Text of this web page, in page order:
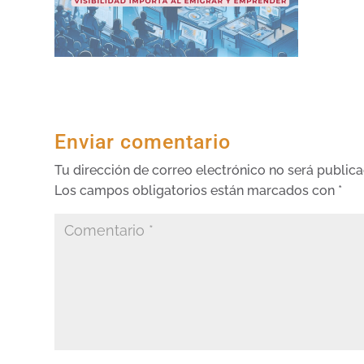
Enviar comentario
Tu dirección de correo electrónico no será
Los campos obligatorios están marcados con *